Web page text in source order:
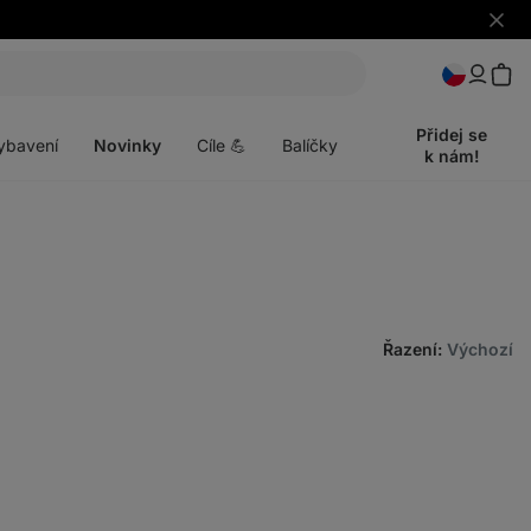
Skrýt
Novinky Cíle 💪 Balíčky
Přidej se
k nám!
Řazení: Výchozí